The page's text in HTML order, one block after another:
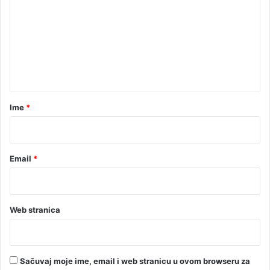
g
u
a
k
c
e
rIme *
Email *
Web stranica
Sačuvaj moje ime, email i web stranicu u ovom browseru za